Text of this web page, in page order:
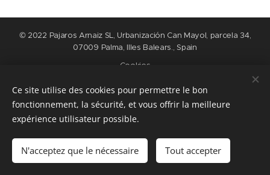
Ajouter au panier
© 2022 Pajaros Arnaiz SL, Urbanización Can Mayol, parcela 34,
07009 Palma, Illes Balears., Spain
Cookies
Langues
Nederlands
English Español Français
Ce site utilise des cookies pour permettre le bon
fonctionnement, la sécurité, et vous offrir la meilleure
expérience utilisateur possible.
N'acceptez que le nécessaire Tout accepter